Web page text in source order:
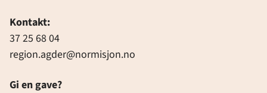
Kontakt:
37 25 68 04
region.agder@normisjon.no
Gi en gave?